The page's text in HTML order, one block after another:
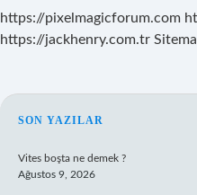
https://pixelmagicforum.com
https://jackhenry.com.tr
SIDEBAR
SON YAZILAR
Vites boşta ne demek ?
Ağustos 9, 2026